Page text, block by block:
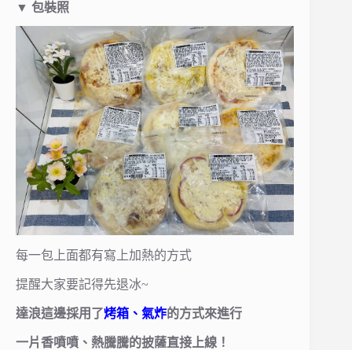
▼ 包裝照
每一包上面都有寫上加熱的方式
提醒大家要記得先退冰~
達浪這邊採用了烤箱、氣炸的方式來進行
一片香噴噴、熱騰騰的披薩直接上線！